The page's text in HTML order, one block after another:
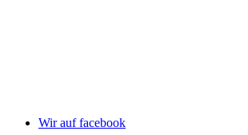
Wir auf facebook